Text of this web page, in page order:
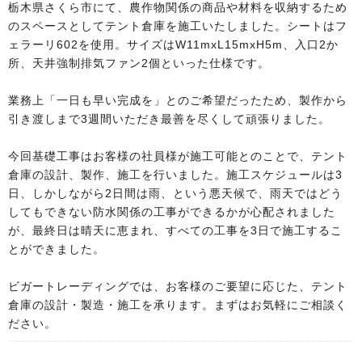
栃木県さくら市にて、農作物関係の商品や材料を収納するため
のスペースとしてテント倉庫を施工いたしました。シートはフ
ェラーリ602を使用。サイズはW11mxL15mxH5m、入口2か
所、天井強制排気ファン2個といった仕様です。
業務上「一日も早い完成を」とのご希望だったため、製作から
引き渡しまで3週間いただき最善を尽くして頑張りました。
今回基礎工事はお客様の社員様が施工可能とのことで、テント
倉庫の設計、製作、施工を行いました。施工スケジュールは3
日、しかしながら2日間は雨、という悪天候で、雨天ではどう
してもできない防水関係の工事ができるかが心配されました
が、最終日は晴天に恵まれ、すべての工事を3日で施工するこ
とができました。
ビガートレーディングでは、お客様のご要望に応じた、テント
倉庫の設計・製造・施工を承ります。まずはお気軽にご相談く
ださい。